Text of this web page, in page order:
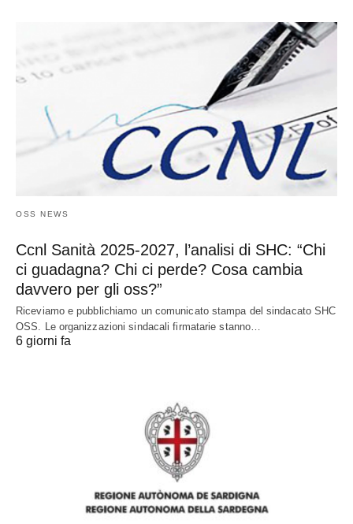
OSS NEWS
Ccnl Sanità 2025-2027, l’analisi di SHC: “Chi
ci guadagna? Chi ci perde? Cosa cambia
davvero per gli oss?”
Riceviamo e pubblichiamo un comunicato stampa del sindacato SHC
OSS. Le organizzazioni sindacali firmatarie stanno…
6 giorni fa